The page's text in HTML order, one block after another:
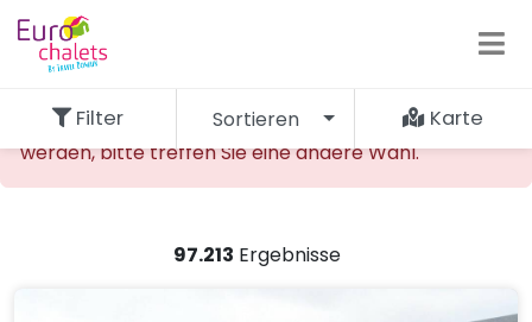
Die gewünschte Unterkunft kann nicht gefunden
werden, bitte treffen Sie eine andere Wahl.
97.213 Ergebnisse
Filter Sortieren Karte